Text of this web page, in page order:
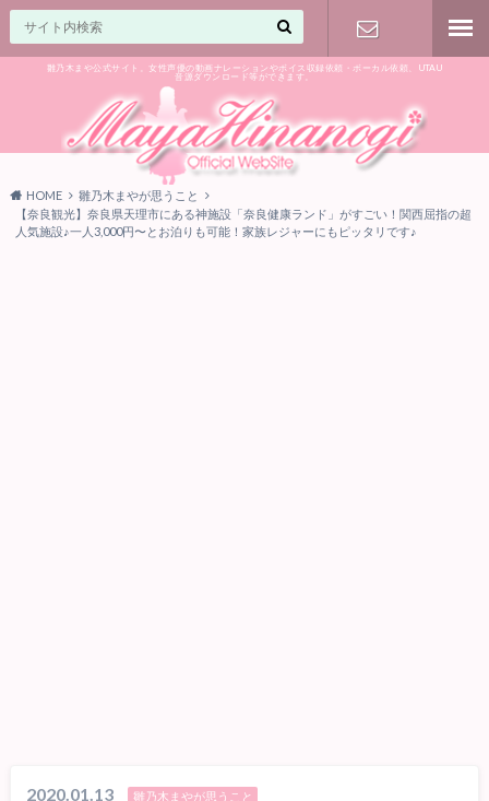
雛乃木まや公式サイト。女性声優の動画ナレーションやボイス収録依頼・ボーカル依頼、UTAU
音源ダウンロード等ができます。
気軽に♪
HOME
雛乃木まやが思うこと
【奈良観光】奈良県天理市にある神施設「奈良健康ランド」がすごい！関西屈指の超
人気施設♪一人3,000円〜とお泊りも可能！家族レジャーにもピッタリです♪
2020.01.13 雛乃木まやが思うこと